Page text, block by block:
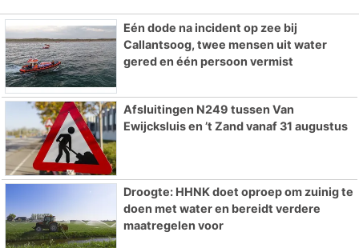
Eén dode na incident op zee bij
Callantsoog, twee mensen uit water
gered en één persoon vermist
Afsluitingen N249 tussen Van
Ewijcksluis en ’t Zand vanaf 31 augustus
Droogte: HHNK doet oproep om zuinig te
doen met water en bereidt verdere
maatregelen voor